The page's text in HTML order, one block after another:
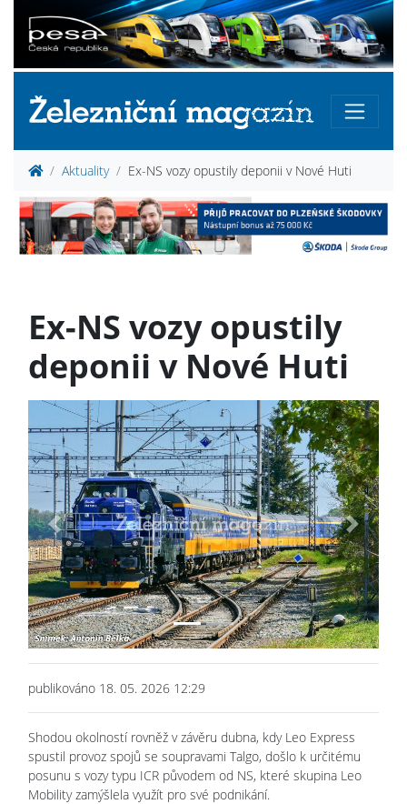
Aktuality Ex-NS vozy opustily deponii v Nové Huti
Ex-NS vozy opustily
deponii v Nové Huti
Previous Next
publikováno 18. 05. 2026 12:29
Shodou okolností rovněž v závěru dubna, kdy Leo Express
spustil provoz spojů se soupravami Talgo, došlo k určitému
posunu s vozy typu ICR původem od NS, které skupina Leo
Mobility zamýšlela využít pro své podnikání.